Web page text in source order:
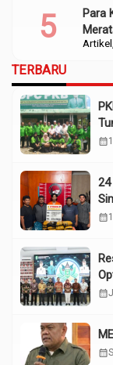
Artikel
Para
TERBARU
calendar_month
calendar_month
calendar_month
calendar_month